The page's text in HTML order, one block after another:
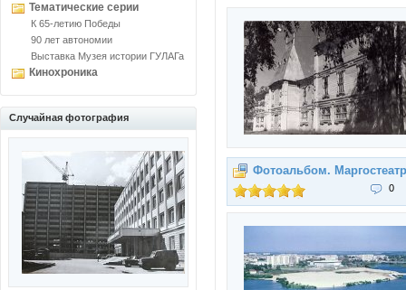
Тематические серии
К 65-летию Победы
90 лет автономии
Выставка Музея истории ГУЛАГа
Кинохроника
Случайная фотография
Фотоальбом. Маргостеатр
0